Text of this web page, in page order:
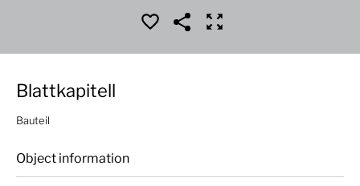
Blattkapitell
Bauteil
Object information